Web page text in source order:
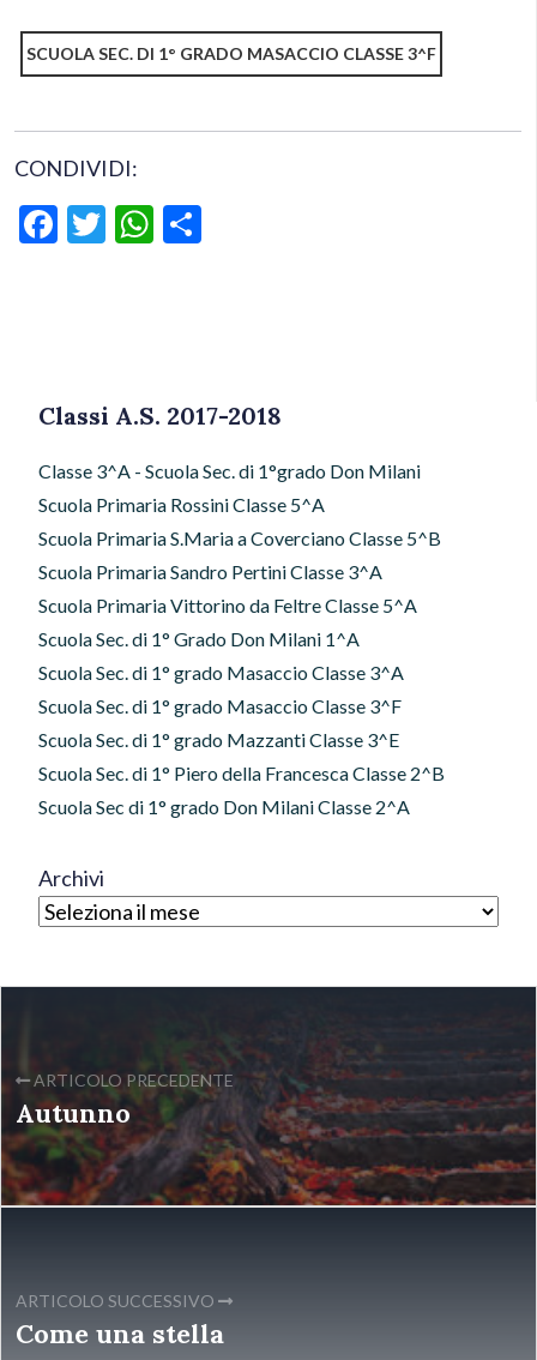
SCUOLA SEC. DI 1° GRADO MASACCIO CLASSE 3^F
CONDIVIDI:
Facebook
TwitterWhatsApp
Classi A.S. 2017-2018
Classe 3^A - Scuola Sec. di 1°grado Don Milani
Scuola Primaria Rossini Classe 5^A
Scuola Primaria S.Maria a Coverciano Classe 5^B
Scuola Primaria Sandro Pertini Classe 3^A
Scuola Primaria Vittorino da Feltre Classe 5^A
Scuola Sec. di 1° Grado Don Milani 1^A
Scuola Sec. di 1° grado Masaccio Classe 3^A
Scuola Sec. di 1° grado Masaccio Classe 3^F
Scuola Sec. di 1° grado Mazzanti Classe 3^E
Scuola Sec. di 1° Piero della Francesca Classe 2^B
Scuola Sec di 1° grado Don Milani Classe 2^A
Archivi
ARTICOLO PRECEDENTE
Autunno
ARTICOLO SUCCESSIVO
Come una stella